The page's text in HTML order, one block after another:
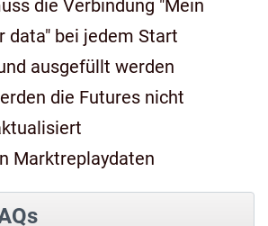
die Verbindung "Mein
data" bei jedem Start
ausgefüllt werden
die Futures nicht
Marktreplaydaten